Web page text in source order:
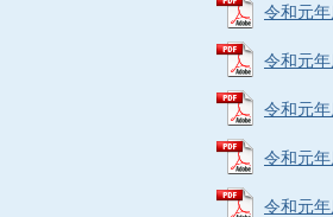
令和元
令和元
令和元
令和元
令和元